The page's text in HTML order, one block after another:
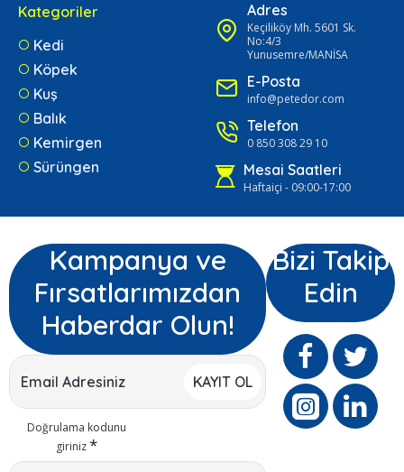
Kategoriler
Kedi
Köpek
Kuş
Balık
Kemirgen
Sürüngen
Adres
Keçiliköy Mh. 5601 Sk.
No:4/3
Yunusemre/MANİSA
E-Posta
info@petedor.com
Telefon
0 850 308 29 10
Mesai Saatleri
Haftaiçi - 09:00-17:00
Kampanya ve
Fırsatlarımızdan
Haberdar Olun!
KAYIT OL
Doğrulama kodunu
giriniz
Bizi Takip
Edin